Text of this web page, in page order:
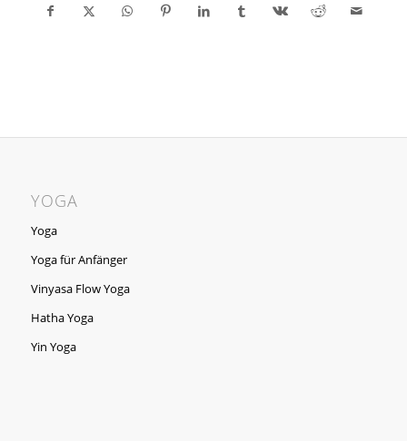
YOGA
Yoga
Yoga für Anfänger
Vinyasa Flow Yoga
Hatha Yoga
Yin Yoga